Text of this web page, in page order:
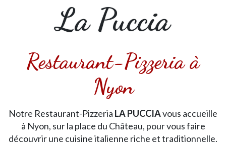
La Puccia
Restaurant-Pizzeria à
Nyon
Notre Restaurant-Pizzeria LA PUCCIAvous accueille
à Nyon, sur la place du Château, pour vous faire
découvrir une cuisine italienne riche et traditionnelle.